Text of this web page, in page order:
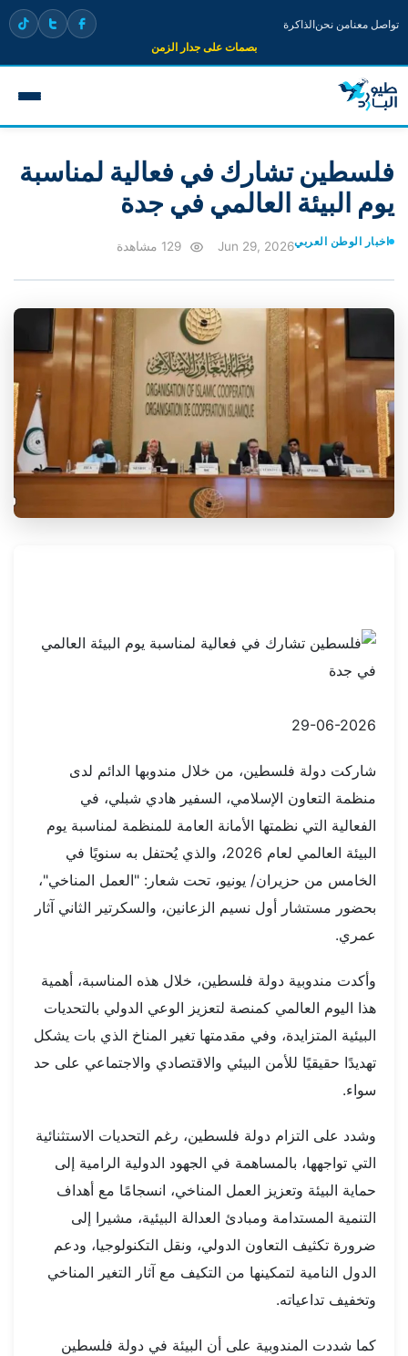
تواصل معنامن نحنالذاكرة
بصمات على جدار الزمن
فلسطين تشارك في فعالية لمناسبة
يوم البيئة العالمي في جدة
اخبار الوطن العربيJun 29, 2026
29-06-2026
شاركت دولة فلسطين، من خلال مندوبها الدائم لدى
منظمة التعاون الإسلامي، السفير هادي شبلي، في
الفعالية التي نظمتها الأمانة العامة للمنظمة لمناسبة يوم
البيئة العالمي لعام 2026، والذي يُحتفل به سنويًا في
الخامس من حزيران/ يونيو، تحت شعار: "العمل المناخي"،
بحضور مستشار أول نسيم الزعانين، والسكرتير الثاني آثار
عمري.
وأكدت مندوبية دولة فلسطين، خلال هذه المناسبة، أهمية
هذا اليوم العالمي كمنصة لتعزيز الوعي الدولي بالتحديات
البيئية المتزايدة، وفي مقدمتها تغير المناخ الذي بات يشكل
تهديدًا حقيقيًا للأمن البيئي والاقتصادي والاجتماعي على حد
سواء.
وشدد على التزام دولة فلسطين، رغم التحديات الاستثنائية
التي تواجهها، بالمساهمة في الجهود الدولية الرامية إلى
حماية البيئة وتعزيز العمل المناخي، انسجامًا مع أهداف
التنمية المستدامة ومبادئ العدالة البيئية، مشيرا إلى
ضرورة تكثيف التعاون الدولي، ونقل التكنولوجيا، ودعم
الدول النامية لتمكينها من التكيف مع آثار التغير المناخي
وتخفيف تداعياته.
كما شددت المندوبية على أن البيئة في دولة فلسطين